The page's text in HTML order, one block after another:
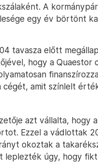
A
egy év börtönt
tavasza előtt
hogy a Quaestor
amit színlelt
azt vállalta, hogy
Ezzel a vádlottak
okoztak a
úgy, hogy